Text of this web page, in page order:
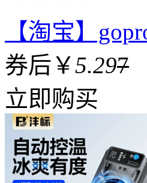
【淘宝】
券后￥5.297
立即购买